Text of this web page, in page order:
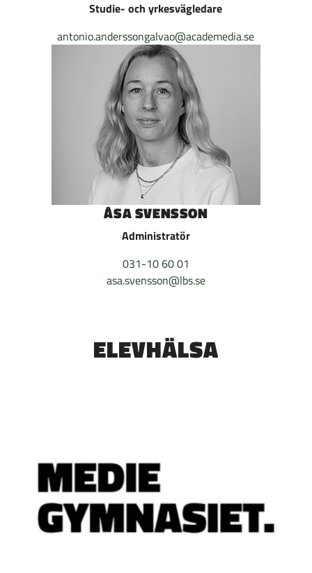
Studie- och yrkesvägledare
antonio.anderssongalvao@academedia.se
ÅSA SVENSSON
Administratör
031-10 60 01
asa.svensson@lbs.se
ELEVHÄLSA